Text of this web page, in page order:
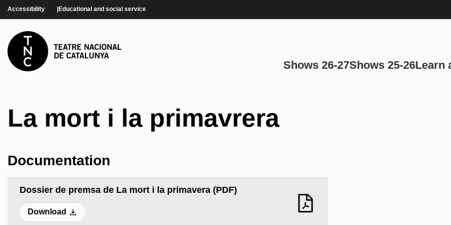
Accessibility Educational and social service
Main
Shows 26-27Shows 25-26Learn
La mort i la primavrera
Documentation
Dossier de premsa de La mort i la primavera (PDF)
Download